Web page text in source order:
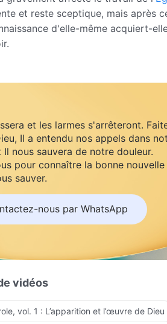
et reste sceptique, mais après
d'elle-même acquiert-
et les larmes s'arrêteront.
Il a entendu nos appels dans
nous sauvera de notre douleur.
pour connaître la bonne nouvelle
sauver.
nous par WhatsApp
vidéos
vol. 1 : L’apparition et l’œuvre de Dieu